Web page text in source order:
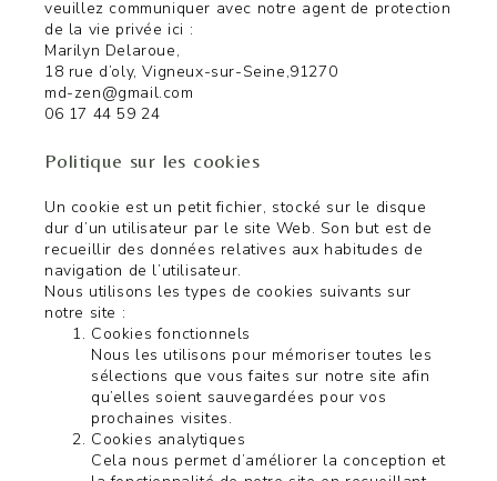
veuillez communiquer avec notre agent de protection
de la vie privée ici :
Marilyn Delaroue,
18 rue d’oly, Vigneux-sur-Seine,91270
md-zen@gmail.com
06 17 44 59 24
Politique sur les cookies
Un cookie est un petit fichier, stocké sur le disque
dur d’un utilisateur par le site Web. Son but est de
recueillir des données relatives aux habitudes de
navigation de l’utilisateur.
Nous utilisons les types de cookies suivants sur
notre site :
Cookies fonctionnels
Nous les utilisons pour mémoriser toutes les
sélections que vous faites sur notre site afin
qu’elles soient sauvegardées pour vos
prochaines visites.
Cookies analytiques
Cela nous permet d’améliorer la conception et